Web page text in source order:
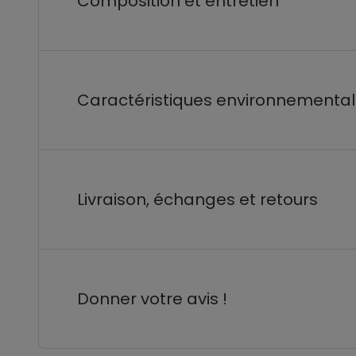
Caractéristiques
Livraison, échanges et retours
Donner votre avis !